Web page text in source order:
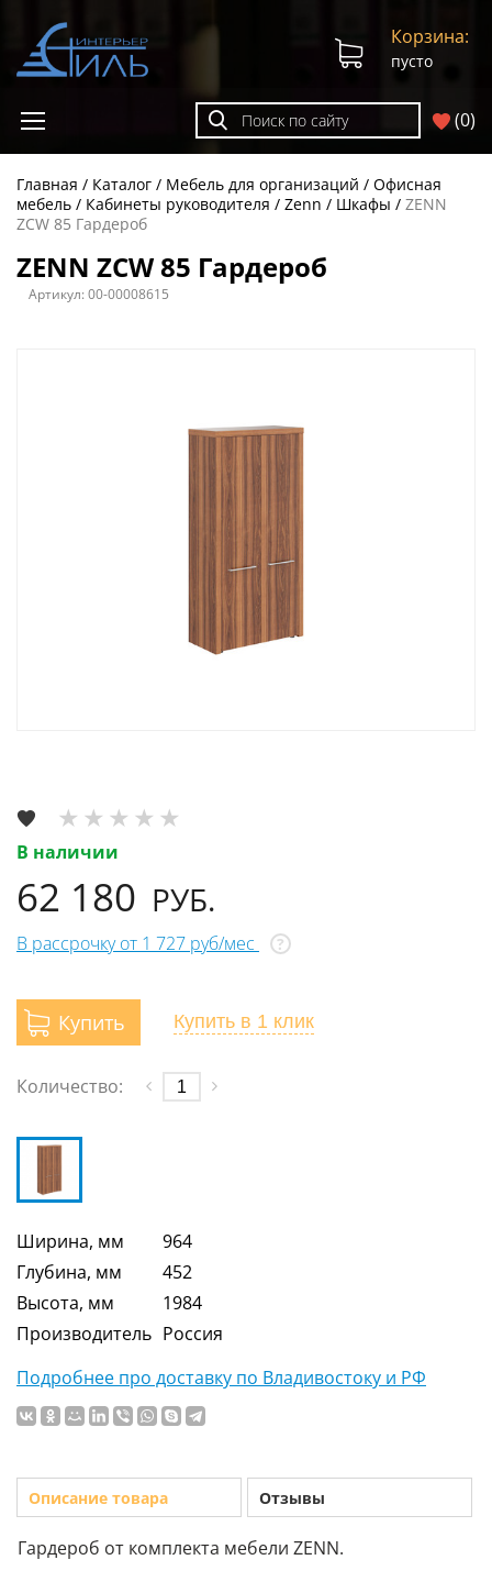
(0)
Корзина:
пусто
Главная Каталог Мебель для организаций
Офисная
мебель
Кабинеты руководителя Zenn Шкафы
ZENN
ZCW 85 Гардероб
ZENN ZCW 85 Гардероб
Артикул:00-00008615
В наличии
62 180 РУБ.
В рассрочку от 1 727 руб/мес ?
Купить Купить в 1 клик
Количество:
Ширина, мм
964
Глубина, мм
452
Высота, мм
1984
Производитель Россия
Подробнее про доставку по Владивостоку и РФ
Описание товара Отзывы
Гардероб от комплекта мебели ZENN.